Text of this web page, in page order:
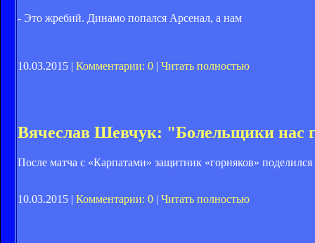
- Это жребий. Динамо попался Арсенал, а нам
10.03.2015 | Комментарии: 0 | Читать полностью
Вячеслав Шевчук: "Болельщики нас
После матча с «Карпатами» защитник «горняков»
10.03.2015 | Комментарии: 0 | Читать полностью